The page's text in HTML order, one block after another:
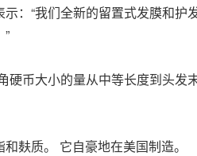
：“我们全新的留置式发膜和护
币大小的量从中等长度到头发
麸质。 它自豪地在美国制造。